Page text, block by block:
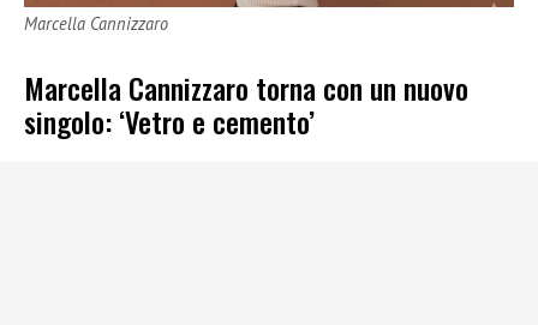
Marcella Cannizzaro
Marcella Cannizzaro torna con un nuovo
singolo: ‘Vetro e cemento’